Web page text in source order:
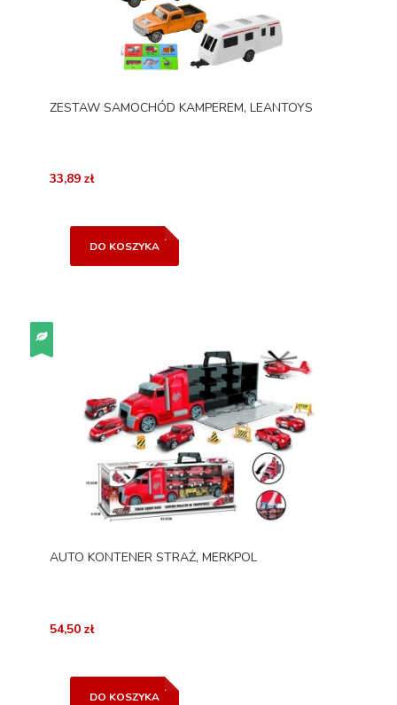
ZESTAW SAMOCHÓD KAMPEREM, LEANTOYS
33,89 zł
DO KOSZYKA
AUTO KONTENER STRAŻ, MERKPOL
54,50 zł
DO KOSZYKA